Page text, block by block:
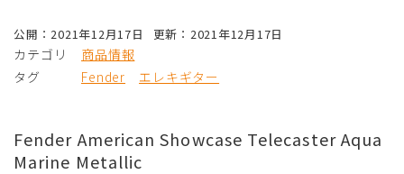
公開：2021年12月17日 更新：2021年12月17日
カテゴリ
商品情報
タグ
Fender エレキギター
Fender American Showcase Telecaster Aqua
Marine Metallic